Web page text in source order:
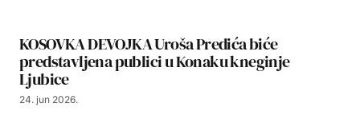
KOSOVKA DEVOJKA Uroša Predića biće
predstavljena publici u Konaku kneginje
Ljubice
24. jun 2026.